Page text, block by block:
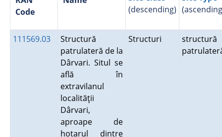
Code
(descending)
111569.03
Structură
patrulateră de la
Dârvari. Situl se
află în
extravilanul
localităţii
Dârvari,
aproape de
hotarul dintre
Structuri
structură